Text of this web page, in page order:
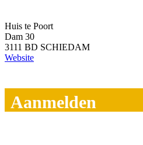
Huis te Poort
Dam 30
3111 BD SCHIEDAM
Website
Aanmelden